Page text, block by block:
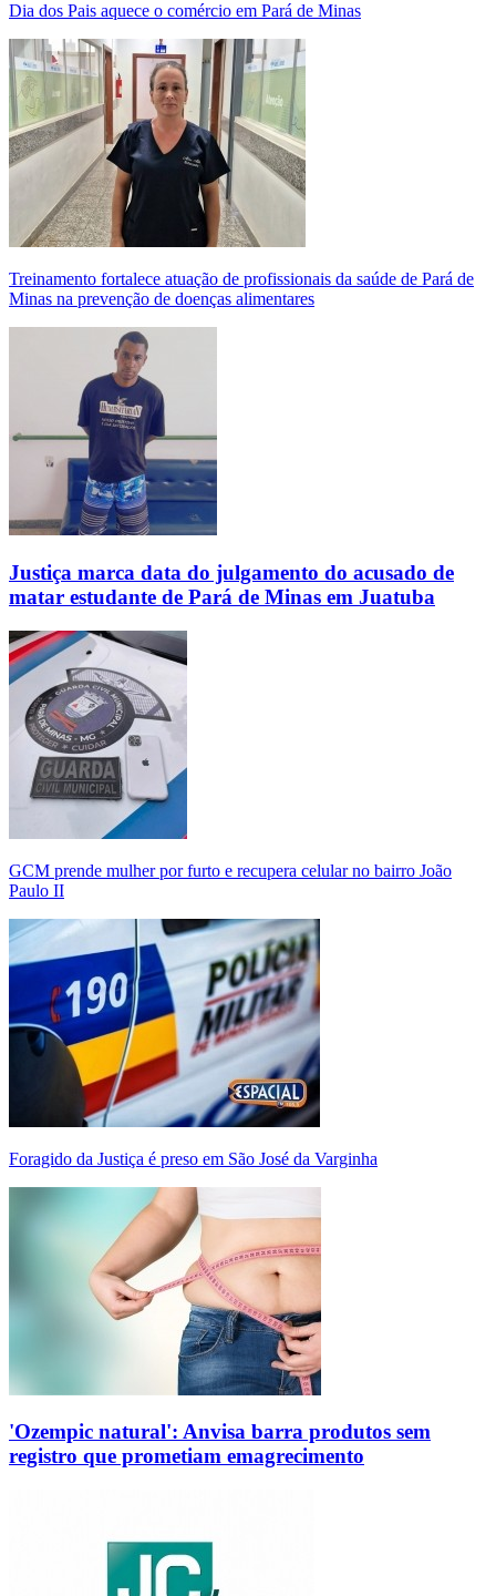
Dia dos Pais aquece o comércio em Pará de Minas
Treinamento fortalece atuação de profissionais da saúde de Pará de
Minas na prevenção de doenças alimentares
Justiça marca data do julgamento do acusado de
matar estudante de Pará de Minas em Juatuba
GCM prende mulher por furto e recupera celular no bairro João
Paulo II
Foragido da Justiça é preso em São José da Varginha
'Ozempic natural': Anvisa barra produtos sem
registro que prometiam emagrecimento